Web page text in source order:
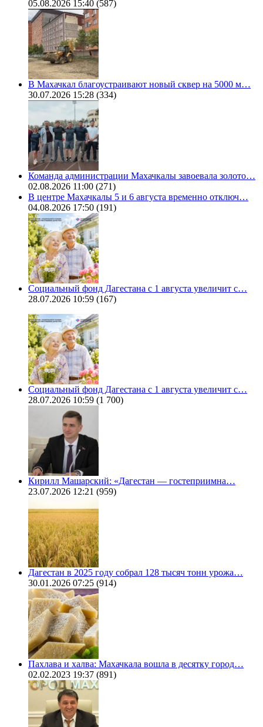
05.08.2026 15:40 (587)
В Махачкал благоустраивают новый сквер на 5000 м…
30.07.2026 15:28 (334)
Команда администрации Махачкалы завоевала золото…
02.08.2026 11:00 (271)
В центре Махачкалы 5 и 6 августа временно отключ…
04.08.2026 17:50 (191)
Социальный фонд Дагестана с 1 августа увеличит с…
28.07.2026 10:59 (167)
Социальный фонд Дагестана с 1 августа увеличит с…
28.07.2026 10:59 (1 700)
Кирилл Машарский: «Дагестан — гостеприимна…
23.07.2026 12:21 (959)
Дагестан в 2025 году собрал 128 тысяч тонн урожа…
30.01.2026 07:25 (914)
Пахлава и халва: Махачкала вошла в десятку город…
02.02.2023 19:37 (891)